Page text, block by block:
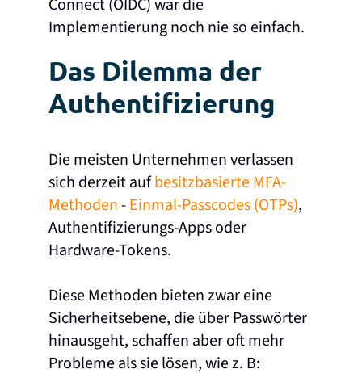
Implementierung noch nie so einfach.
Das Dilemma der
Authentifizierung
Die meisten Unternehmen verlassen
sich derzeit aufbesitzbasierte MFA-
Methoden-Einmal-Passcodes (OTPs),
Authentifizierungs-Apps oder
Hardware-Tokens.
Diese Methoden bieten zwar eine
Sicherheitsebene, die über Passwörter
hinausgeht, schaffen aber oft mehr
Probleme als sie lösen, wie z. B: